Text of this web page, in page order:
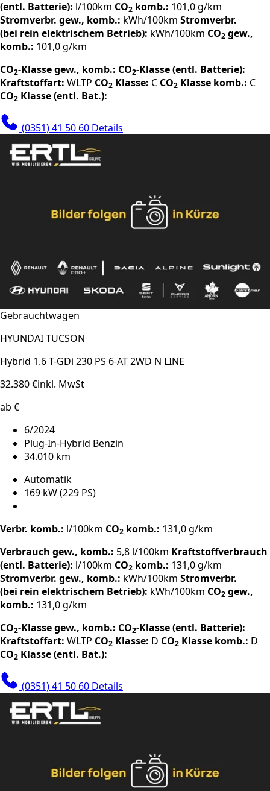
(entl. Batterie): l/100km CO2 komb.: 101,0 g/km
Stromverbr. gew., komb.: kWh/100km Stromverbr.
(bei rein elektrischem Betrieb): kWh/100km CO2 gew.,
komb.: 101,0 g/km
CO2-Klasse gew., komb.: CO2-Klasse (entl. Batterie):
Kraftstoffart: WLTP CO2 Klasse: C CO2 Klasse komb.: C
CO2 Klasse (entl. Bat.):
(0351) 41 50 60 Details
Gebrauchtwagen
HYUNDAI TUCSON
Hybrid 1.6 T-GDi 230 PS 6-AT 2WD N LINE
32.380 €inkl. MwSt
ab €
6/2024
Plug-In-Hybrid Benzin
34.010 km
Automatik
169 kW (229 PS)
Verbr. komb.: l/100km CO2 komb.: 131,0 g/km
Verbrauch gew., komb.: 5,8 l/100km Kraftstoffverbrauch
(entl. Batterie): l/100km CO2 komb.: 131,0 g/km
Stromverbr. gew., komb.: kWh/100km Stromverbr.
(bei rein elektrischem Betrieb): kWh/100km CO2 gew.,
komb.: 131,0 g/km
CO2-Klasse gew., komb.: CO2-Klasse (entl. Batterie):
Kraftstoffart: WLTP CO2 Klasse: D CO2 Klasse komb.: D
CO2 Klasse (entl. Bat.):
(0351) 41 50 60 Details